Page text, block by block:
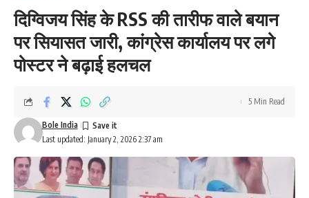
दिग्विजय सिंह के RSS की तारीफ वाले बयान
पर सियासत जारी, कांग्रेस कार्यालय पर लगे
पोस्टर ने बढ़ाई हलचल
Last updated: January 2, 2026 2:37 am
Bole India
5 Min Read